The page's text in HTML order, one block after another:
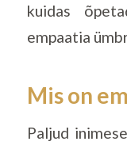
kuidas
empaatia
Mis on
Paljud